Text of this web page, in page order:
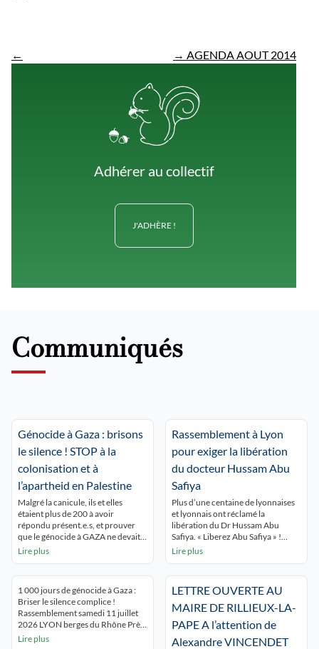
← → AGENDA AOUT 2014
Adhérer au collectif
J'ADHÈRE !
Communiqués
Génocide à Gaza : brisons
le silence ! STOP à la
colonisation et à
l’apartheid en Palestine
Malgré la canicule, ils et elles
étaient plus de 200 à avoir
répondu présent.e.s, et prouver
que le génocide à GAZA ne devait
pas être oublié ! Ils et elles
Enfin, ils se sont montré solidaires
des militants réprimés pour leur
soutien au peuple […]
Lire plus
Rassemblement à Lyon
pour exiger la libération
du docteur Hussam Abu
Safiya
Plus d’une centaine de lyonnaises
et lyonnais ont réclamé la
libération du Dr Hussam Abu
Safiya. « Liberez Abu Safiya » !
« Gaza Gaza Lyon est avec toi » ! Le
d’honneur. Les intervenants, dont
une soignante ont réclamé […]
Lire plus
1 000 jours de génocide à Gaza :
Briser le silence complice !
Rassemblement samedi 11 juillet
2026 LYON berges du Rhône Près
de 500 lyonnais.es ont tenu à
Lire plus
LETTRE OUVERTE AU
MAIRE DE RILLIEUX-LA-
PAPE A l’attention de
Alexandre VINCENDET